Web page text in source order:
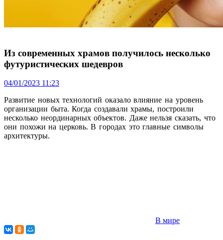
Из современных храмов получилось несколько
футуристических шедевров
04/01/2023 11:23
Развитие новых технологий оказало влияние на уровень
организации быта. Когда создавали храмы, построили
несколько неординарных объектов. Даже нельзя сказать, что
они похожи на церковь. В городах это главные символы
архитектуры.
В мире